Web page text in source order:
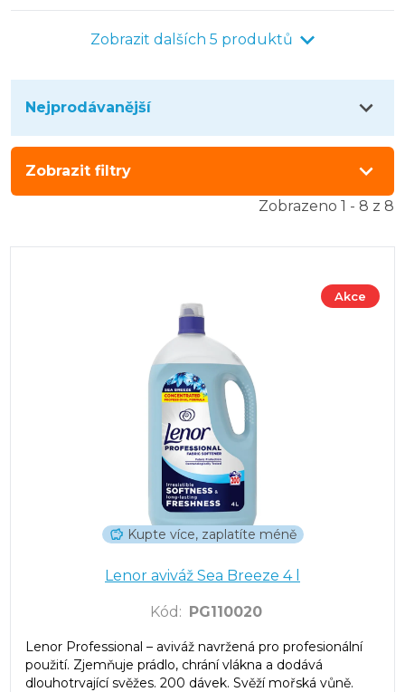
Zobrazit dalších 5 produktů
Nejprodávanější
Zobrazit filtry
Zobrazeno 1 - 8 z 8
Akce
Kupte více, zaplatíte méně
Lenor aviváž Sea Breeze 4 l
Kód : PG110020
Lenor Professional – aviváž navržená pro profesionální
použití. Zjemňuje prádlo, chrání vlákna a dodává
dlouhotrvající svěžes. 200 dávek. Svěží mořská vůně.